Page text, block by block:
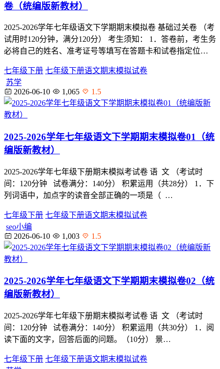
卷（统编版新教材）
2025-2026学年七年级语文下学期期末模拟卷 基础过关卷 （考
试用时120分钟，满分120分） 考生须知： 1．答卷前，考生务
必将自己的姓名、准考证号等填写在答题卡和试卷指定位…
七年级下册 七年级下册语文期末模拟试卷
苏学
2026-06-10
1,065 1.5
2025-2026学年七年级语文下学期期末模拟卷01（统
编版新教材）
2025-2026学年七年级下册期末模拟考试卷 语 文 （考试时
间：120分钟 试卷满分：140分） 积累运用（共28分） 1．下
列词语中，加点字的读音全部正确的一项是（ …
七年级下册 七年级下册语文期末模拟试卷
seo小编
2026-06-10
1,003 1.5
2025-2026学年七年级语文下学期期末模拟卷02（统
编版新教材）
2025-2026学年七年级下册期末模拟考试卷 语 文 （考试时
间：120分钟 试卷满分：140分） 积累运用（共30分） 1．阅
读下面的文字，回答后面的问题。（10分） 景…
七年级下册 七年级下册语文期末模拟试卷